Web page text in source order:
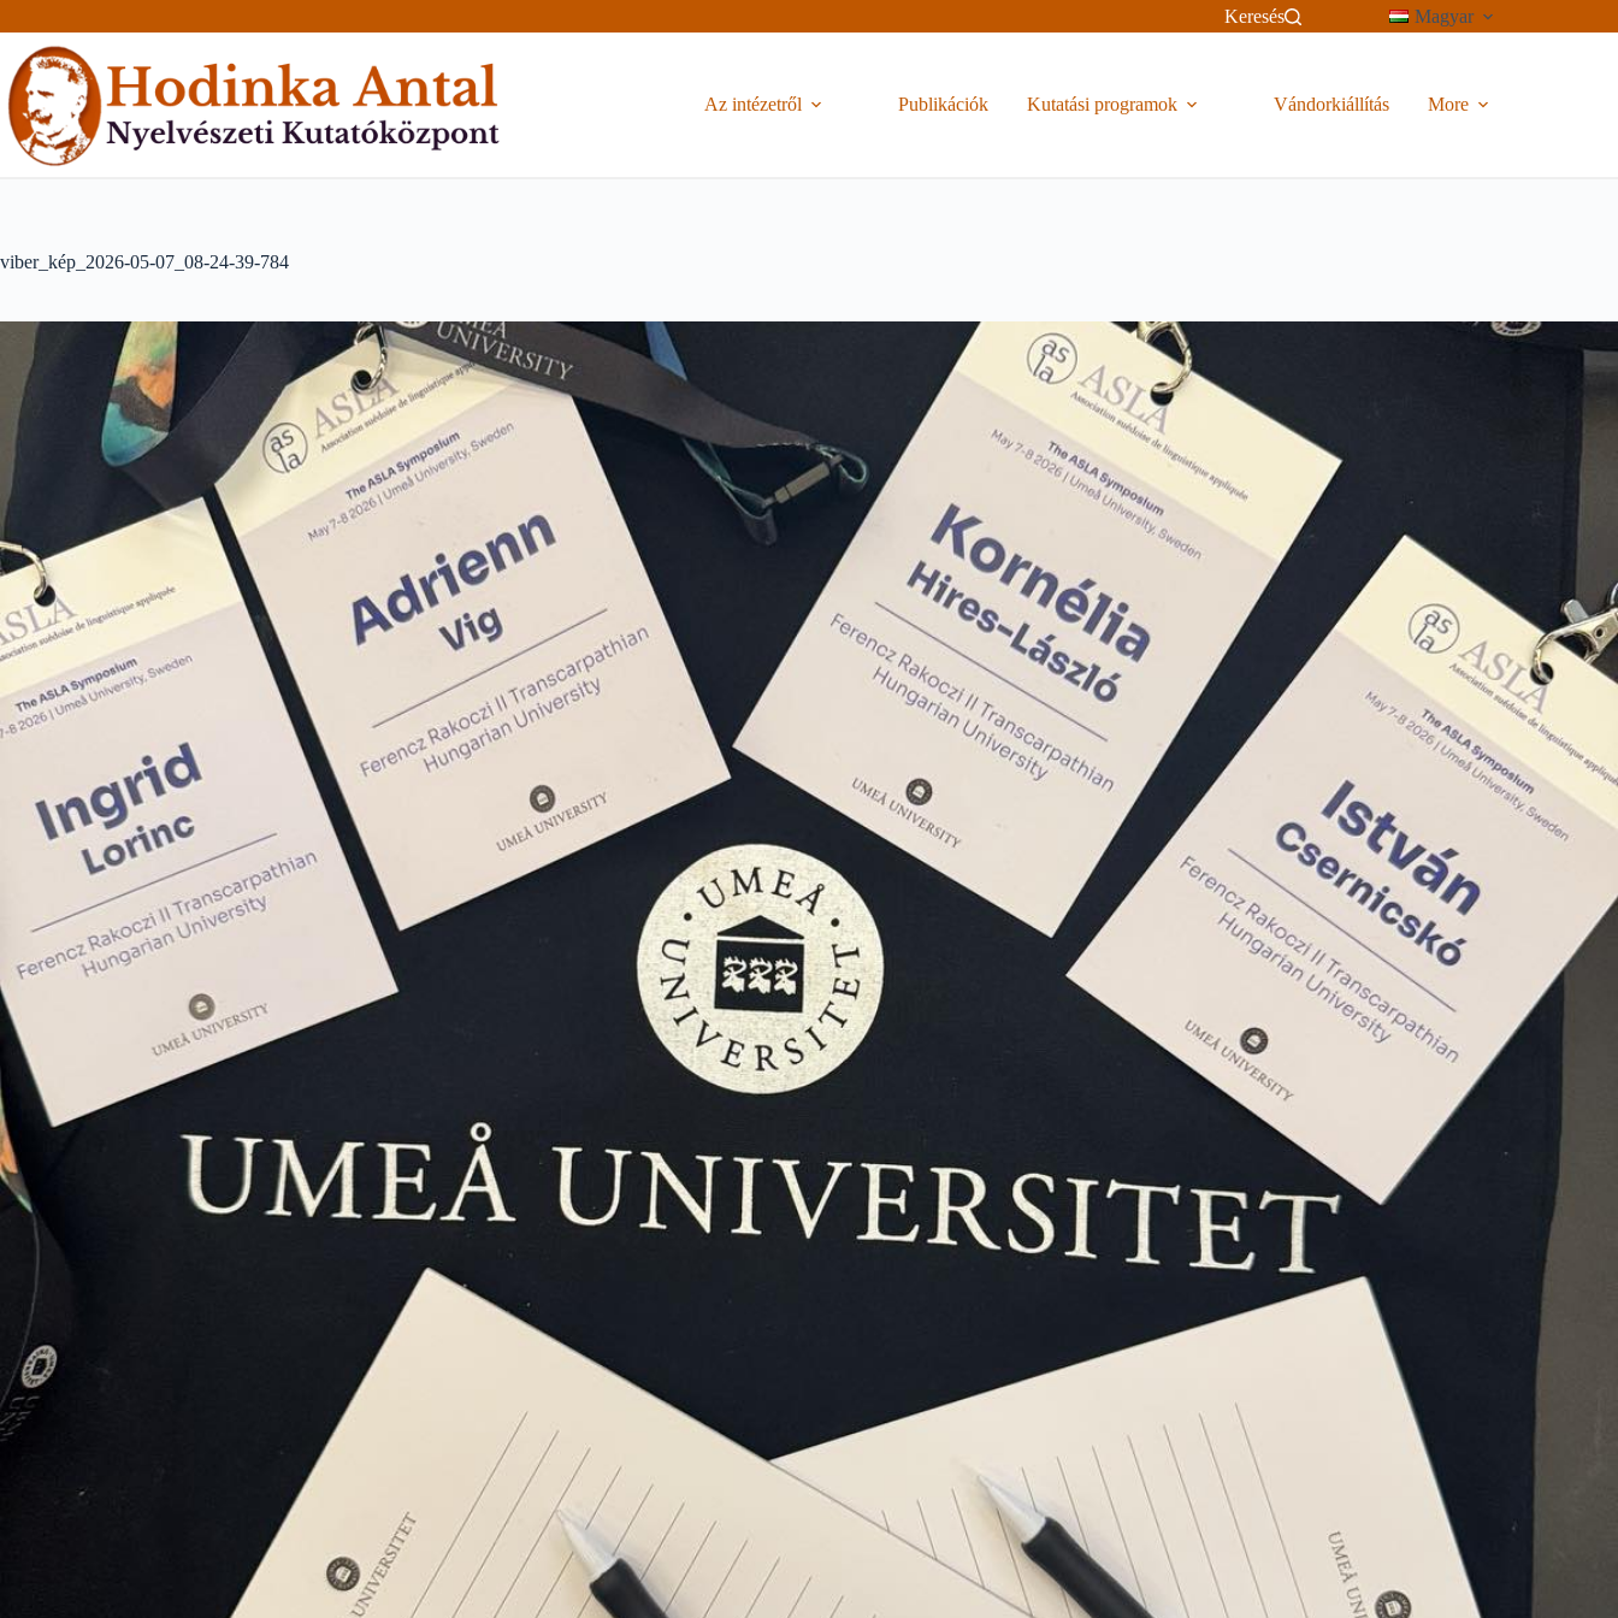
to
content
Keresés Magyar
Az intézetről Publikációk Kutatási programok Vándorkiállítás More
viber_kép_2026-05-07_08-24-39-784